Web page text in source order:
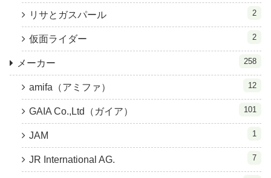
リサとガスパール 2
仮面ライダー 2
メーカー 258
amifa（アミファ） 12
GAIA Co.,Ltd（ガイア） 101
JAM 1
JR International AG. 7